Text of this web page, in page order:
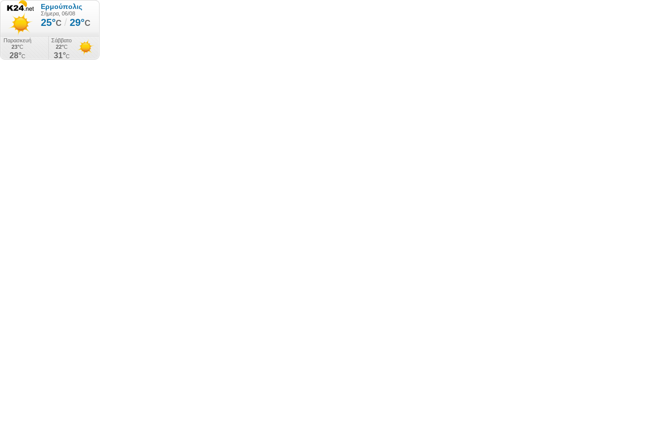
Ερμούπολις
Σήμερα, 06/08
25°C / 29°C
Παρασκευή
23°C
28°C
Σάββατο
22°C
31°C